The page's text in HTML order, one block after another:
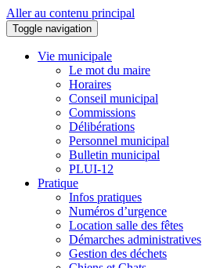
Aller au contenu principal
Toggle navigation
Vie municipale
Le mot du maire
Horaires
Conseil municipal
Commissions
Délibérations
Personnel municipal
Bulletin municipal
PLUI-12
Pratique
Infos pratiques
Numéros d’urgence
Location salle des fêtes
Démarches administratives
Gestion des déchets